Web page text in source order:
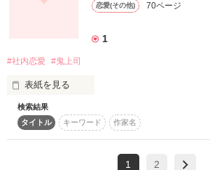
超がつくほどのお金持ち名門校唯一の一般人
(Ω)
白居仁愛
(しらいにあ)
×
超がつくほどのお金持ち名門校No.1の権力者
恋愛(その他) 70ページ
1
#社内恋愛 #鬼上司
表紙を見る
顔が怖い上司
検索結果
タイトル
キーワード 作家名
1 2